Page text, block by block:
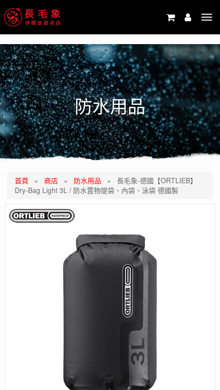
防水用品
首頁 » 商店 » 防水用品 » 長毛象-德國【ORTLIEB】
Dry-Bag Light 3L / 防水置物提袋、內袋、泳袋 德國製